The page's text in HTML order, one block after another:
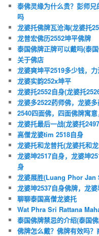
泰佛灵缘为什么贵？彭师
吗
龙婆托佛牌瓦沧海(龙婆托
龙普宏佛历2552坤平佛牌
泰国佛牌正牌可以戴吗(泰
关于佛店
龙婆爽坤平2519多少钱，
龙婆实韵252x坤平
龙婆托2552自身(龙婆托
龙婆多2522药师佛，龙婆
2540四面佛，四面佛牌寓
龙婆托最后一战(龙婆托
高僧龙婆tim 2518自身
龙婆托和龙普托(龙婆托和
龙婆坤2517自身，龙婆坤
身
龙婆展胜(Luang Phor
龙婆坤2537自身佛牌，龙
聊聊泰国高僧龙婆托
Wat Phra Sri Rattana
泰国佛牌禁忌的介绍(泰国
佛牌怎么戴？佛牌有效吗？